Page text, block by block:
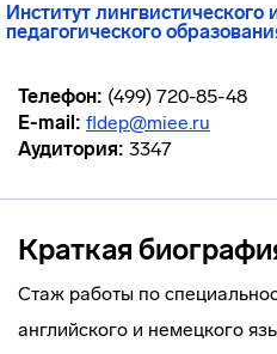
Институт лингвистического
педагогического
Телефон: (499) 720-85-48
E-mail: fldep@miee.ru
Аудитория: 3347
Краткая
Стаж работы по
английского и немецкого